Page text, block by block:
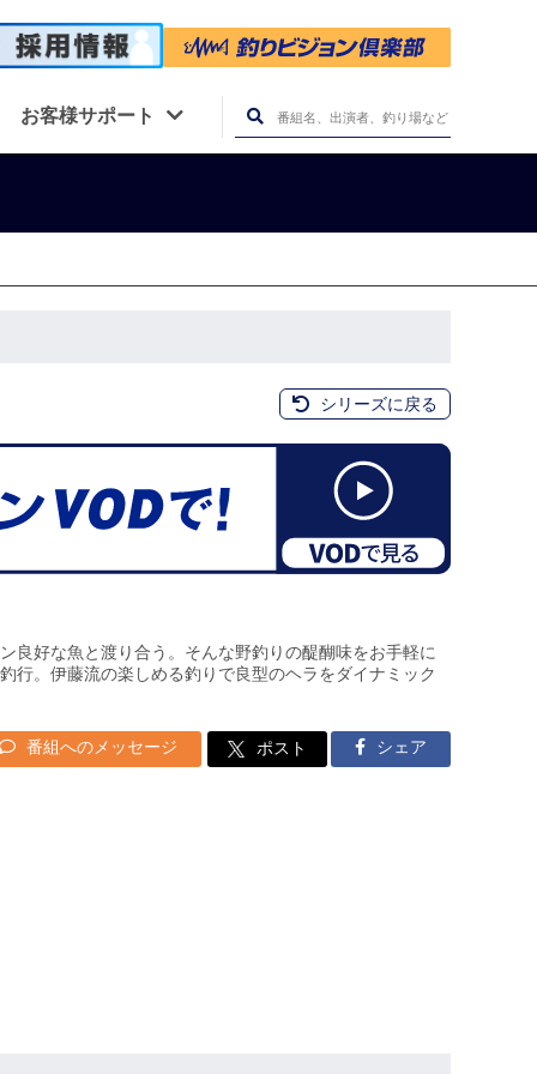
お客様サポート
シリーズに戻る
良好な魚と渡り合う。そんな野釣りの醍醐味をお手軽に
行。伊藤流の楽しめる釣りで良型のヘラをダイナミック
番組へのメッセージ ポスト シェア